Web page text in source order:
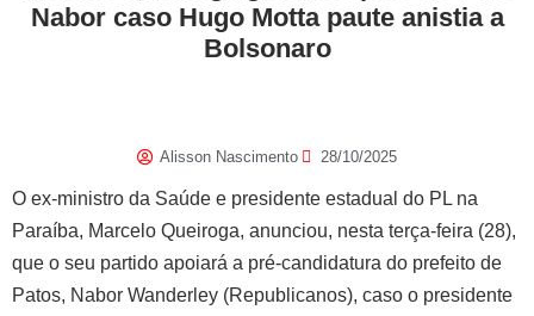
Nabor caso Hugo Motta paute anistia a
Bolsonaro
Alisson Nascimento 28/10/2025
O ex-ministro da Saúde e presidente estadual do PL na
Paraíba, Marcelo Queiroga, anunciou, nesta terça-feira (28),
que o seu partido apoiará a pré-candidatura do prefeito de
Patos, Nabor Wanderley (Republicanos), caso o presidente